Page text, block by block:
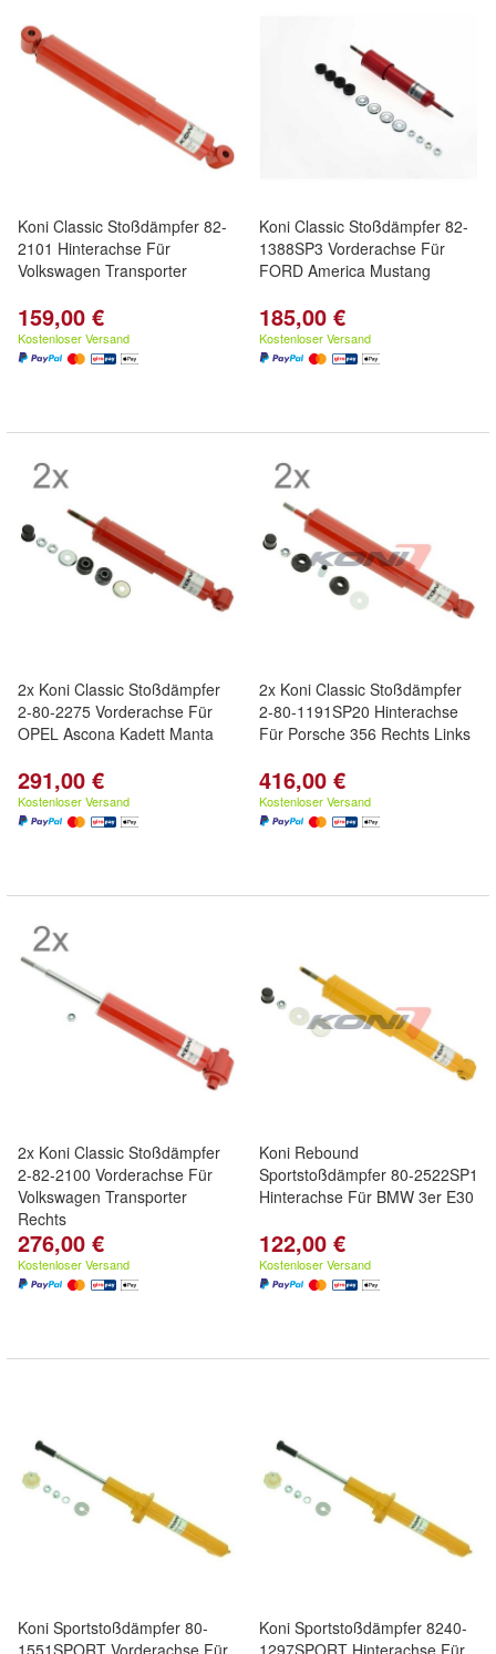
Koni Classic Stoßdämpfer 82-
2101 Hinterachse Für
Volkswagen Transporter
159,00 €
Kostenloser Versand
Koni Classic Stoßdämpfer 82-
1388SP3 Vorderachse Für
FORD America Mustang
185,00 €
Kostenloser Versand
2x Koni Classic Stoßdämpfer
2-80-2275 Vorderachse Für
OPEL Ascona Kadett Manta
291,00 €
Kostenloser Versand
2x Koni Classic Stoßdämpfer
2-80-1191SP20 Hinterachse
Für Porsche 356 Rechts Links
416,00 €
Kostenloser Versand
2x Koni Classic Stoßdämpfer
2-82-2100 Vorderachse Für
Volkswagen Transporter
Rechts
276,00 €
Kostenloser Versand
Koni Rebound
Sportstoßdämpfer 80-2522SP1
Hinterachse Für BMW 3er E30
122,00 €
Kostenloser Versand
Koni Sportstoßdämpfer 80-
1551SPORT Vorderachse Für
Koni Sportstoßdämpfer 8240-
1297SPORT Hinterachse Für